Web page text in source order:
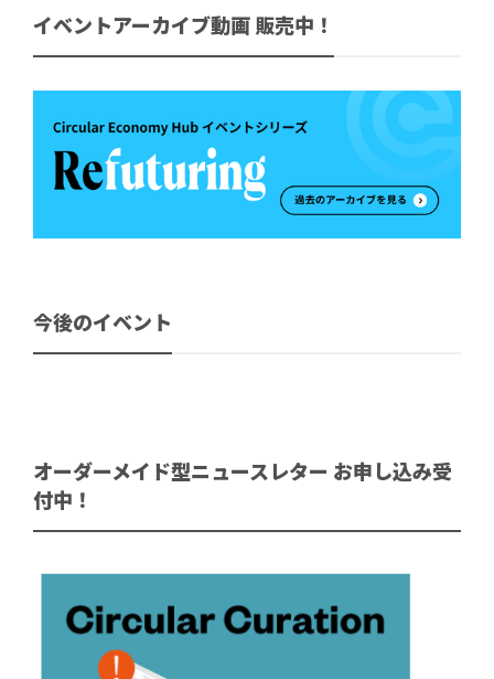
イベントアーカイブ動画 販売中！
今後のイベント
オーダーメイド型ニュースレター お申し込み受
付中！